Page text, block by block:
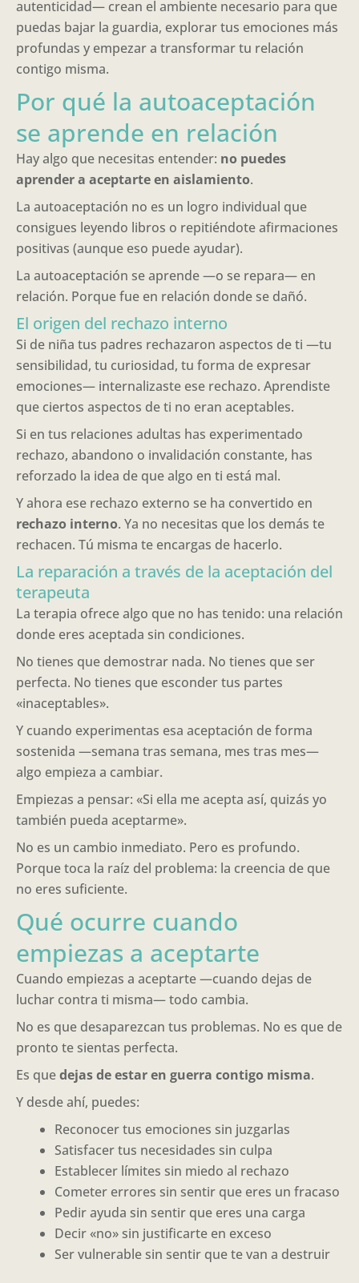
autenticidad— crean el ambiente necesario para que
puedas bajar la guardia, explorar tus emociones más
profundas y empezar a transformar tu relación
contigo misma.
Por qué la autoaceptación
se aprende en relación
Hay algo que necesitas entender: no puedes
aprender a aceptarte en aislamiento.
La autoaceptación no es un logro individual que
consigues leyendo libros o repitiéndote afirmaciones
positivas (aunque eso puede ayudar).
La autoaceptación se aprende —o se repara— en
relación. Porque fue en relación donde se dañó.
El origen del rechazo interno
Si de niña tus padres rechazaron aspectos de ti —tu
sensibilidad, tu curiosidad, tu forma de expresar
emociones— internalizaste ese rechazo. Aprendiste
que ciertos aspectos de ti no eran aceptables.
Si en tus relaciones adultas has experimentado
rechazo, abandono o invalidación constante, has
reforzado la idea de que algo en ti está mal.
Y ahora ese rechazo externo se ha convertido en
rechazo interno. Ya no necesitas que los demás te
rechacen. Tú misma te encargas de hacerlo.
La reparación a través de la aceptación del
terapeuta
La terapia ofrece algo que no has tenido: una relación
donde eres aceptada sin condiciones.
No tienes que demostrar nada. No tienes que ser
perfecta. No tienes que esconder tus partes
«inaceptables».
Y cuando experimentas esa aceptación de forma
sostenida —semana tras semana, mes tras mes—
algo empieza a cambiar.
Empiezas a pensar: «Si ella me acepta así, quizás yo
también pueda aceptarme».
No es un cambio inmediato. Pero es profundo.
Porque toca la raíz del problema: la creencia de que
no eres suficiente.
Qué ocurre cuando
empiezas a aceptarte
Cuando empiezas a aceptarte —cuando dejas de
luchar contra ti misma— todo cambia.
No es que desaparezcan tus problemas. No es que de
pronto te sientas perfecta.
Es quedejas de estar en guerra contigo misma.
Y desde ahí, puedes:
Reconocer tus emociones sin juzgarlas
Satisfacer tus necesidades sin culpa
Establecer límites sin miedo al rechazo
Cometer errores sin sentir que eres un fracaso
Pedir ayuda sin sentir que eres una carga
Decir «no» sin justificarte en exceso
Ser vulnerable sin sentir que te van a destruir